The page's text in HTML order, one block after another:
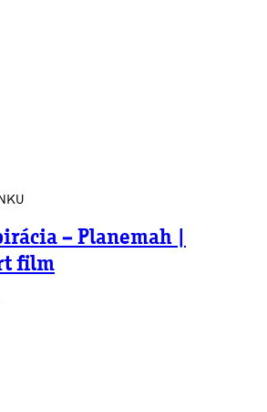
– Planemah |
film